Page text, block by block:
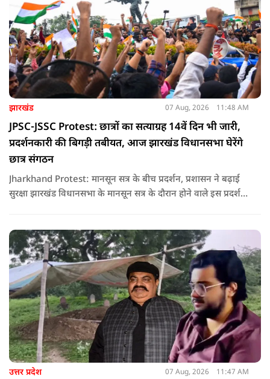
झारखंड 07 Aug, 2026 11:48 AM
JPSC-JSSC Protest: छात्रों का सत्याग्रह 14वें दिन भी जारी,
प्रदर्शनकारी की बिगड़ी तबीयत, आज झारखंड विधानसभा घेरेंगे
छात्र संगठन
Jharkhand Protest: मानसून सत्र के बीच प्रदर्शन, प्रशासन ने बढ़ाई
सुरक्षा झारखंड विधानसभा के मानसून सत्र के दौरान होने वाले इस प्रदर्शन
जनाधिकार महासभा के आह्वान पर आयोजित किया जा रहा है.
उत्तर प्रदेश 07 Aug, 2026 11:47 AM